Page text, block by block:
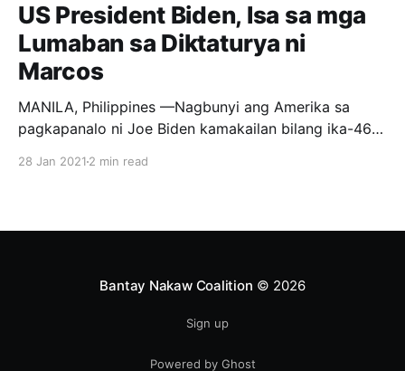
US President Biden, Isa sa mga
Lumaban sa Diktaturya ni
Marcos
MANILA, Philippines —Nagbunyi ang Amerika sa
pagkapanalo ni Joe Biden kamakailan bilang ika-46
28 Jan 2021 2 min read
Bantay Nakaw Coalition © 2026
Sign up
Powered by Ghost